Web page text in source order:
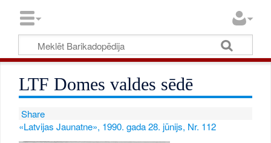
LTF Domes valdes sēdē
Share
«Latvijas Jaunatne», 1990. gada 28. jūnijs, Nr. 112